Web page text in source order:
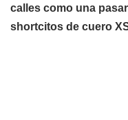
calles como una
shortcitos de cuero